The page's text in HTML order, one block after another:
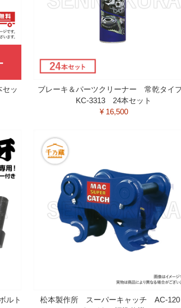
ッ
ブレーキ＆パーツクリーナー 常乾タイ
KC-3313 24本セット
¥ 16,500
ルト
松本製作所 スーパーキャッチ AC-